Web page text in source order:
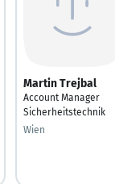
Martin Trejbal
Account Manager
Sicherheitstechnik
Wien